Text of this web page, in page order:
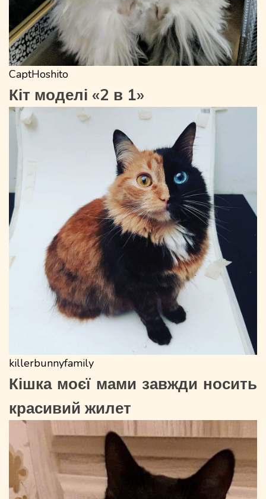
CaptHoshito
Кіт моделі «2 в 1»
killerbunnyfamily
Кішка моєї мами завжди носить
красивий жилет